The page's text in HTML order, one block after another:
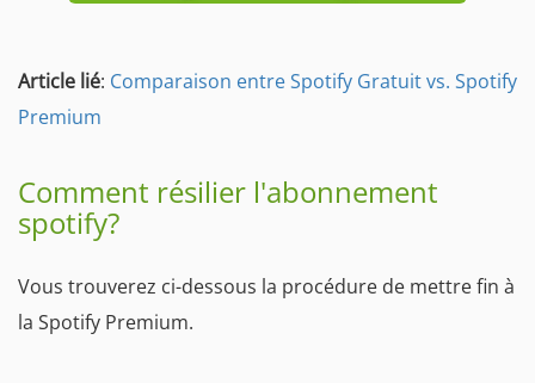
Article lié: Comparaison entre Spotify Gratuit vs. Spotify
Premium
Comment résilier l'abonnement
spotify?
Vous trouverez ci-dessous la procédure de mettre fin à
la Spotify Premium.